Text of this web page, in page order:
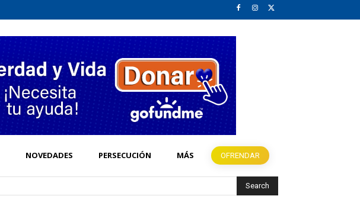
NOVEDADES PERSECUCIÓN MÁS OFRENDAR
Search